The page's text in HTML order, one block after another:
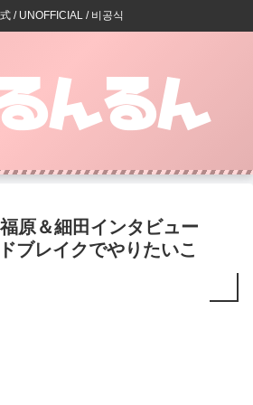
/ UNOFFICIAL / 비공식
原＆細田インタビュー
ブレイクでやりたいこ